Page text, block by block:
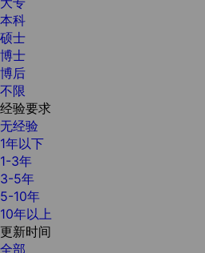
本科
硕士
博士
博后
不限
经验要求
无经验
1年以下
1-3年
3-5年
5-10年
10年以上
更新时间
全部